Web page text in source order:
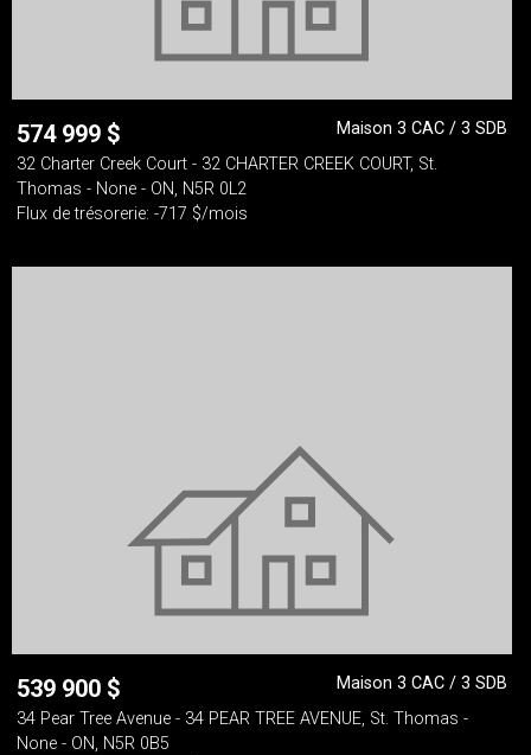
574 999 $
Maison 3 CAC / 3 SDB
32 Charter Creek Court - 32 CHARTER CREEK COURT, St.
Thomas - None - ON, N5R 0L2
Flux de trésorerie: -717 $/mois
539 900 $
Maison 3 CAC / 3 SDB
34 Pear Tree Avenue - 34 PEAR TREE AVENUE, St. Thomas -
None - ON, N5R 0B5